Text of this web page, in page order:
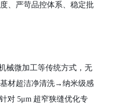
、严苛品控体系、稳定批
械微加工等传统方式，无
材超洁净清洗→纳米级感
5μm 超窄狭缝优化专